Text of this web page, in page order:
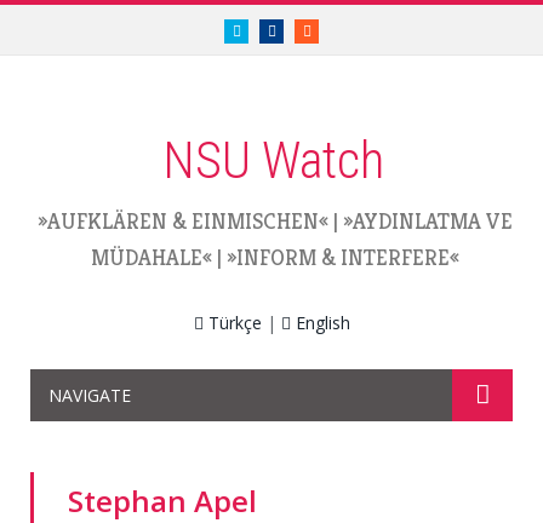
twitter.com/nsuwatch
facebook.com/nsuwatch
RSS
NSU Watch
»AUFKLÄREN & EINMISCHEN« | »AYDINLATMA VE
MÜDAHALE« | »INFORM & INTERFERE«
Türkçe | English
NAVIGATE
Stephan Apel